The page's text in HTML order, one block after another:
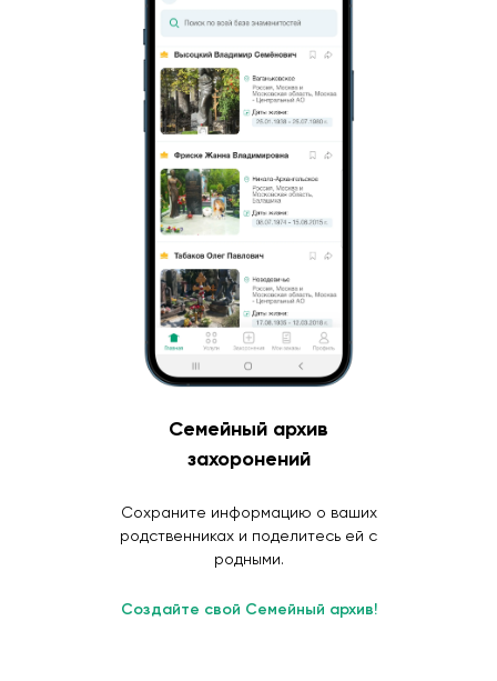
Семейный архив
захоронений
Сохраните информацию о ваших
родственниках и поделитесь ей с
родными.
Создайте свой Семейный архив!